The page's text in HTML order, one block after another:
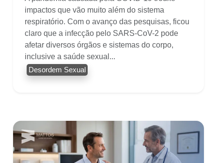
impactos que vão muito além do sistema
respiratório. Com o avanço das pesquisas, ficou
claro que a infecção pelo SARS-CoV-2 pode
afetar diversos órgãos e sistemas do corpo,
inclusive a saúde sexual...
Desordem Sexual